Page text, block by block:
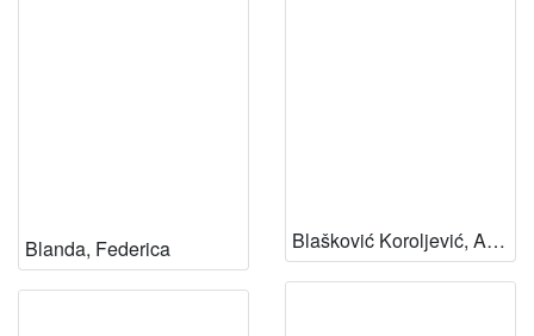
Blanda, Federica Blašković Koroljević, Alida